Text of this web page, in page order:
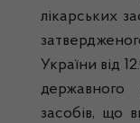
лікарських
України від
державного
засобів, що